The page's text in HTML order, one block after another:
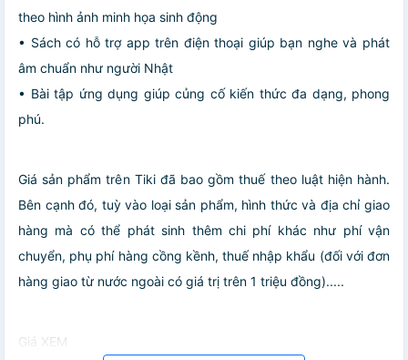
theo hình ảnh minh họa sinh động
• Sách có hỗ trợ app trên điện thoại giúp bạn nghe và phát
âm chuẩn như người Nhật
• Bài tập ứng dụng giúp củng cố kiến thức đa dạng, phong
phú.
Giá sản phẩm trên Tiki đã bao gồm thuế theo luật hiện hành.
Bên cạnh đó, tuỳ vào loại sản phẩm, hình thức và địa chỉ giao
hàng mà có thể phát sinh thêm chi phí khác như phí vận
chuyển, phụ phí hàng cồng kềnh, thuế nhập khẩu (đối với đơn
hàng giao từ nước ngoài có giá trị trên 1 triệu đồng).....
Giá XEM